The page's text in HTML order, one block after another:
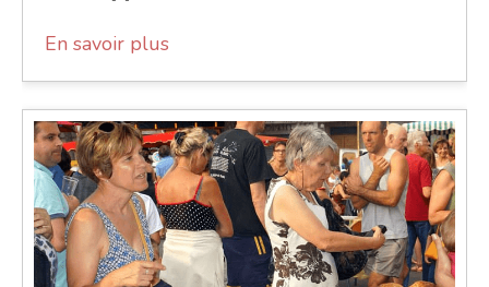
En savoir plus